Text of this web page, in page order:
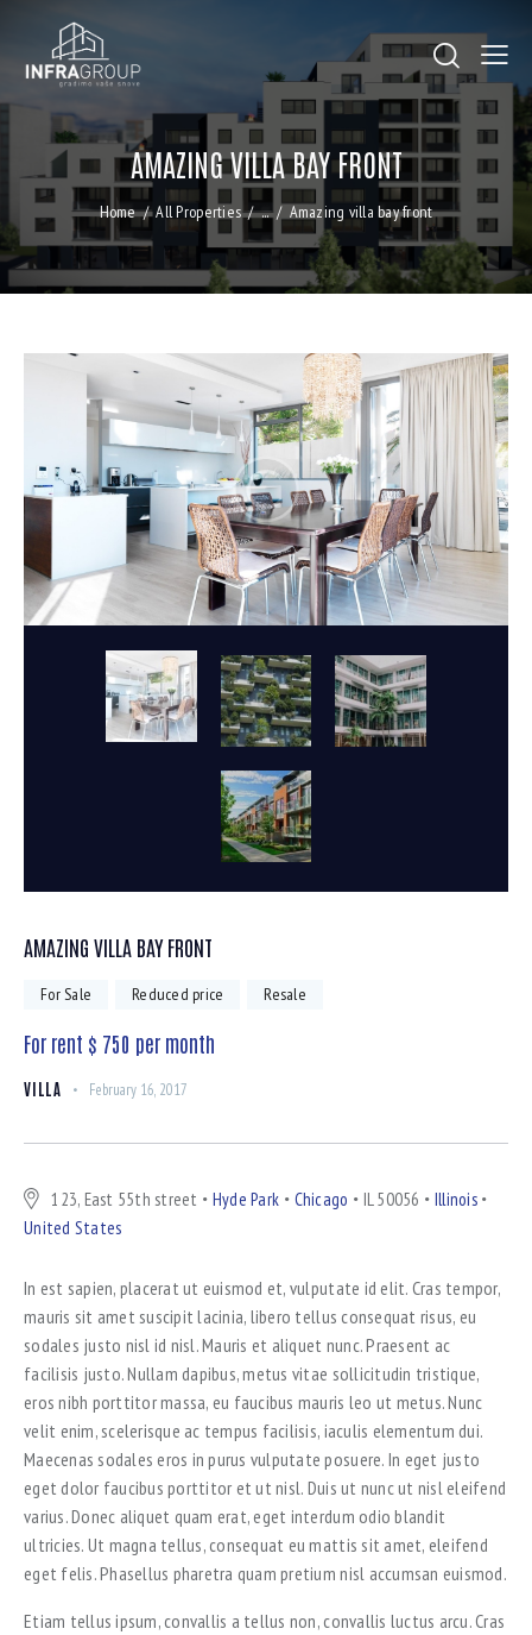
AMAZING VILLA BAY FRONT
Home All Properties ... Amazing villa bay front
AMAZING VILLA BAY FRONT
For Sale Reduced price Resale
For rent $ 750 per month
VILLA February 16, 2017
123, East 55th street Hyde Park Chicago IL 50056
Illinois
United States
In est sapien, placerat ut euismod et, vulputate id elit. Cras tempor,
mauris sit amet suscipit lacinia, libero tellus consequat risus, eu
sodales justo nisl id nisl. Mauris et aliquet nunc. Praesent ac
facilisis justo. Nullam dapibus, metus vitae sollicitudin tristique,
eros nibh porttitor massa, eu faucibus mauris leo ut metus. Nunc
velit enim, scelerisque ac tempus facilisis, iaculis elementum dui.
Maecenas sodales eros in purus vulputate posuere. In eget justo
eget dolor faucibus porttitor et ut nisl. Duis ut nunc ut nisl eleifend
varius. Donec aliquet quam erat, eget interdum odio blandit
ultricies. Ut magna tellus, consequat eu mattis sit amet, eleifend
eget felis. Phasellus pharetra quam pretium nisl accumsan euismod.
Etiam tellus ipsum, convallis a tellus non, convallis luctus arcu. Cras